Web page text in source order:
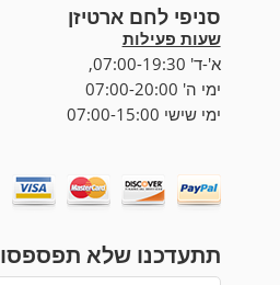
סניפי לחם ארטיזן
שעות פעילות
א'-ד' 07:00-19:30,
ימי ה' 07:00-20:00
ימי שישי 07:00-15:00
תתעדכנו שלא תפספסו